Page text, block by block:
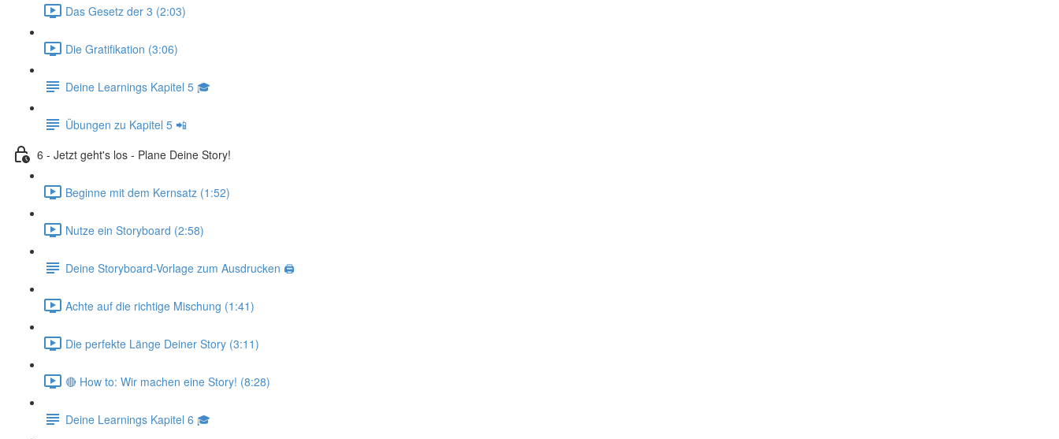
Das Gesetz der 3 (2:03)
Die Gratifikation (3:06)
Deine Learnings Kapitel 5 🎓
Übungen zu Kapitel 5 📲
6 - Jetzt geht's los - Plane Deine Story!
Beginne mit dem Kernsatz (1:52)
Nutze ein Storyboard (2:58)
Deine Storyboard-Vorlage zum Ausdrucken 🖨
Achte auf die richtige Mischung (1:41)
Die perfekte Länge Deiner Story (3:11)
🔴 How to: Wir machen eine Story! (8:28)
Deine Learnings Kapitel 6 🎓